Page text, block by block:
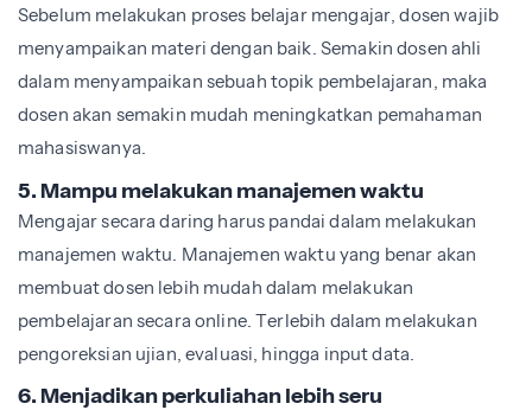
Sebelum melakukan proses belajar mengajar, dosen wajib
menyampaikan materi dengan baik. Semakin dosen ahli
dalam menyampaikan sebuah topik pembelajaran, maka
dosen akan semakin mudah meningkatkan pemahaman
mahasiswanya.
5. Mampu melakukan manajemen waktu
Mengajar secara daring harus pandai dalam melakukan
manajemen waktu. Manajemen waktu yang benar akan
membuat dosen lebih mudah dalam melakukan
pembelajaran secara online. Terlebih dalam melakukan
pengoreksian ujian, evaluasi, hingga input data.
6. Menjadikan perkuliahan lebih seru